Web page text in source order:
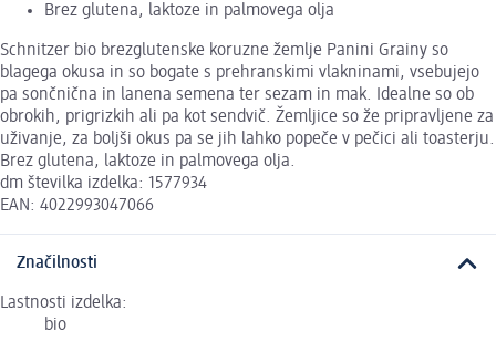
Brez glutena, laktoze in palmovega olja
Schnitzer bio brezglutenske koruzne žemlje Panini Grainy so
blagega okusa in so bogate s prehranskimi vlakninami, vsebujejo
pa sončnična in lanena semena ter sezam in mak. Idealne so ob
obrokih, prigrizkih ali pa kot sendvič. Žemljice so že pripravljene za
uživanje, za boljši okus pa se jih lahko popeče v pečici ali toasterju.
Brez glutena, laktoze in palmovega olja.
dm številka izdelka: 1577934
EAN: 4022993047066
Značilnosti
Lastnosti izdelka:
bio